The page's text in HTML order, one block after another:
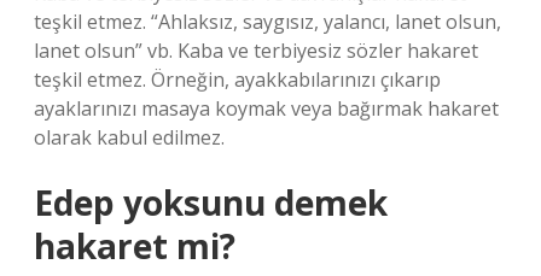
teşkil etmez. “Ahlaksız, saygısız, yalancı, lanet olsun,
lanet olsun” vb. Kaba ve terbiyesiz sözler hakaret
teşkil etmez. Örneğin, ayakkabılarınızı çıkarıp
ayaklarınızı masaya koymak veya bağırmak hakaret
olarak kabul edilmez.
Edep yoksunu demek
hakaret mi?